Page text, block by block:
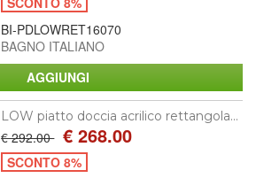
BI-PDLOWRET16070
BAGNO ITALIANO
LOW piatto doccia acrilico rettangola...
€ 292.00 € 268.00
SCONTO 8%